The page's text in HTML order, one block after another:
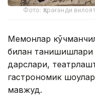
Фото: Қарағанди
Меҳмонлар
билан танишишлари
дарслари,
гастрономик
мавжуд.